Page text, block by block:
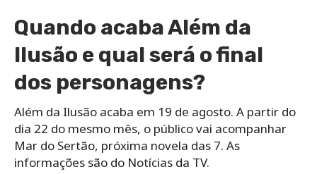
Quando acaba Além da
Ilusão e qual será o final
dos personagens?
Além da Ilusão acaba em 19 de agosto. A partir do
dia 22 do mesmo mês, o público vai acompanhar
Mar do Sertão, próxima novela das 7. As
informações são do Notícias da TV.